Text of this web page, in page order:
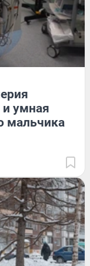
и умная
мальчика